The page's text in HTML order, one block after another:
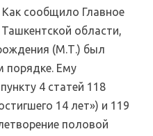
сообщило Главное
области,
(М.Т.) был
порядке. Ему
4 статей 118
14 лет») и 119
половой